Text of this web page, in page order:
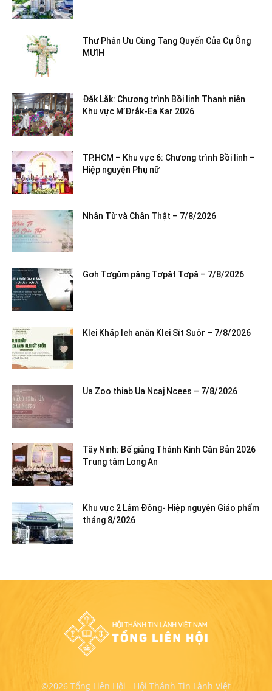
Thư Phân Ưu Cùng Tang Quyến Của Cụ Ông
MƯIH
Đắk Lắk: Chương trình Bồi linh Thanh niên
Khu vực M’Đrắk-Ea Kar 2026
TP.HCM – Khu vực 6: Chương trình Bồi linh –
Hiệp nguyện Phụ nữ
Nhân Từ và Chân Thật – 7/8/2026
Gơh Tơgŭm păng Tơpăt Tơpă – 7/8/2026
Klei Khăp leh anăn Klei Sĭt Suôr – 7/8/2026
Ua Zoo thiab Ua Ncaj Ncees – 7/8/2026
Tây Ninh: Bế giảng Thánh Kinh Căn Bản 2026
Trung tâm Long An
Khu vực 2 Lâm Đồng- Hiệp nguyện Giáo phẩm
tháng 8/2026
©2026 Tổng Liên Hội - Hội Thánh Tin Lành Việt